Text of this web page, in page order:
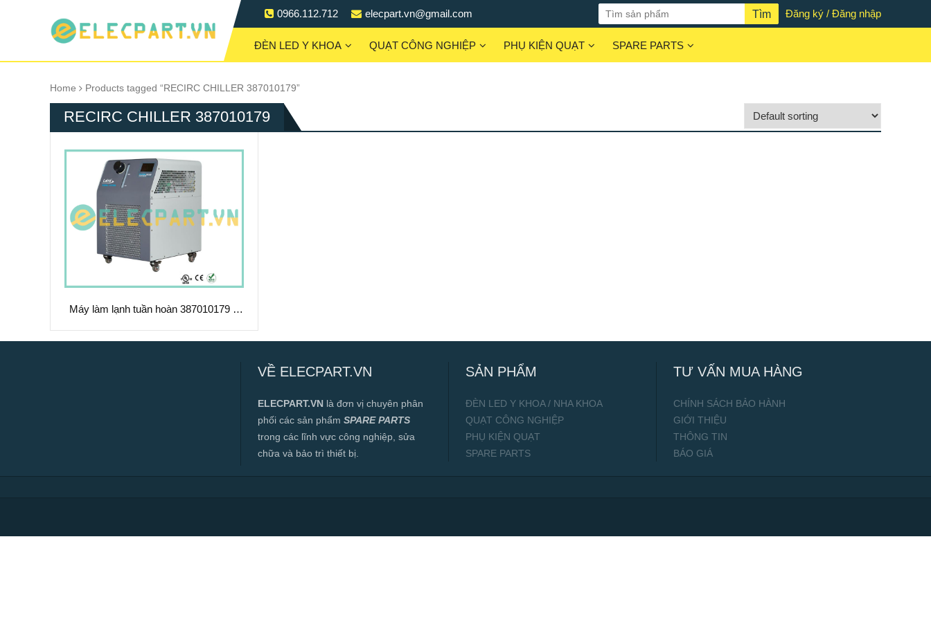
0966.112.712 elecpart.vn@gmail.com Đăng ký / Đăng nhập
ĐÈN LED Y KHOA QUẠT CÔNG NGHIỆP PHỤ KIỆN QUẠT SPARE PARTS
Home Products tagged “RECIRC CHILLER 387010179”
RECIRC CHILLER 387010179
Máy làm lạnh tuần hoàn 387010179 –
VỀ ELECPART.VN
ELECPART.VN là đơn vị chuyên phân
phối các sản phẩm SPARE PARTS
trong các lĩnh vực công nghiệp, sửa
chữa và bảo trì thiết bị.
SẢN PHẨM
ĐÈN LED Y KHOA / NHA KHOA
QUẠT CÔNG NGHIỆP
PHỤ KIỆN QUẠT
SPARE PARTS
TƯ VẤN MUA HÀNG
CHÍNH SÁCH BẢO HÀNH
GIỚI THIỆU
THÔNG TIN
BÁO GIÁ